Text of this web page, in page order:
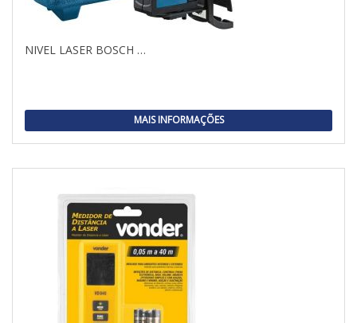
NIVEL LASER BOSCH …
MAIS INFORMAÇÕES